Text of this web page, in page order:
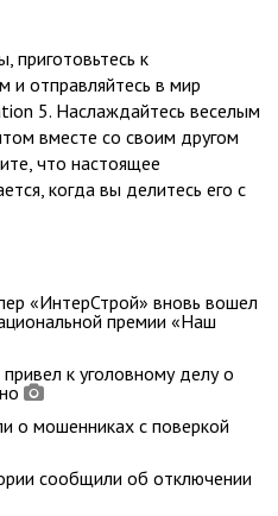
приготовьтесь к
и отправляйтесь в мир
5. Наслаждайтесь веселым
вместе со своим другом
что настоящее
когда вы делитесь его с
«ИнтерСтрой» вновь вошел
премии «Наш
к уголовному делу о
о мошенниках с поверкой
сообщили об отключении